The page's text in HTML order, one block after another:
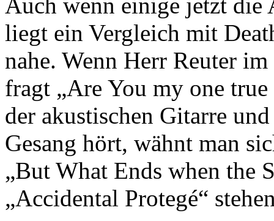
liegt ein Vergleich mit
nahe. Wenn Herr Reuter
fragt „Are You my one
der akustischen Gitarre
Gesang hört, wähnt man
„But What Ends when the
„Accidental Protegé“